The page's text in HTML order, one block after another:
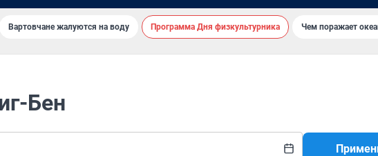
Вартовчане жалуются на воду Программа Дня физкультурника Чем поражает
Бен